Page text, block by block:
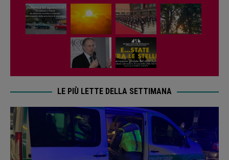
LE PIÙ LETTE DELLA SETTIMANA